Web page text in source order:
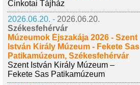
Cinkotai Tájház
2026.06.20. - 2026.06.20.
Székesfehérvár
Múzeumok Éjszakája 2026 - Szent
István Király Múzeum - Fekete Sas
Patikamúzeum, Székesfehérvár
Szent István Király Múzeum –
Fekete Sas Patikamúzeum